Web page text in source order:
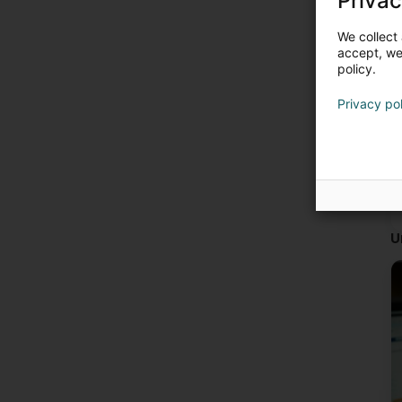
We
accept,
policy.
Privacy